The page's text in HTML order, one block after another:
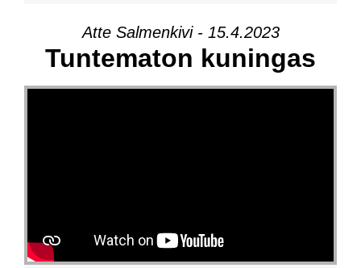
Atte Salmenkivi - 15.4.2023
Tuntematon kuningas